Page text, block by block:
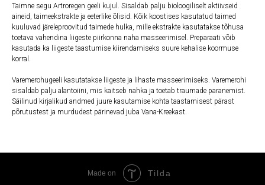
Taimne segu Artroregen geeli kujul. Sisaldab palju bioloogiliselt aktiivseid
aineid, taimeekstrakte ja eeterlike õlisid. Kõik koostises kasutatud taimed
kuuluvad järeleproovitud taimede hulka, mille ekstrakte kasutatakse tõhusa
toetava vahendina liigeste piirkonna naha masseerimisel. Preparaati võib
kasutada ka liigeste taastumise kiirendamiseks suure kehalise koormuse
korral.
Varemerohugeeli kasutatakse liigeste ja lihaste masseerimiseks. Varemerohi
sisaldab palju alantoiini, mis kaitseb nahka ja toetab traumade paranemist.
Säilinud kirjalikud andmed juure kasutamise kohta taastamisest pärast
põrutustest ja murdudest pärinevad juba Vana-Kreekast.
Made on Tilda